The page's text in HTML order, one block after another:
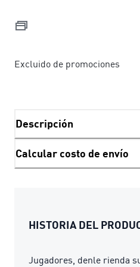
Excluido de promociones
Descripción
Calcular costo de envío
HISTORIA DEL
Jugadores, denle rienda